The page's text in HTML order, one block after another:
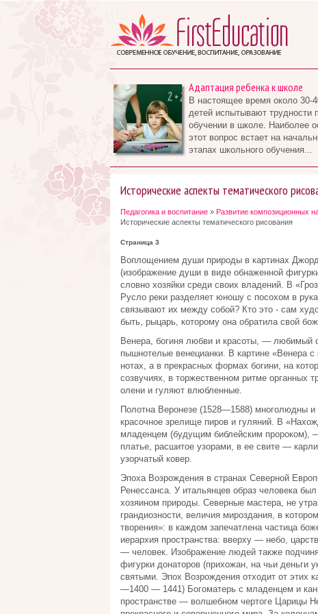
Адаптация ребенка к школе
В настоящее время около 30-
детей испытывают трудности
обучении в школе. Наиболее
этот вопрос встает на
этапах школьного обучения...
Исторические аспекты тематического
Педагогика и воспитание» Развитие композиционных
Исторические аспекты тематического рисования
Страница 3
Воплощением души природы в картинах
(изображение души в виде обнаженной
словно хозяйки среди своих владений. В
Русло реки разделяет юношу с посохом в
связывают их между собой? Кто это - сам
быть, рыцарь, которому она обратила свой
Венера, богиня любви и красоты, — любимый
пышнотелые венецианки. В картине «Венера
нотах, а в прекрасных формах богини, на
созвучиях, в торжественном ритме органных
олени и гуляют влюбленные.
Полотна Веронезе (1528—1588) многолюдны
красочное зрелище пиров и гуляний. В
младенцем (будущим библейским пророком),
платье, расшитое узорами, в ее свите —
узорчатый ковер.
Эпоха Возрождения в странах Северной
Ренессанса. У итальянцев образ человека
хозяином природы. Северные мастера, не
грандиозности, величия мироздания, в
творения»: в каждом запечатлена частица
иерархия пространства: вверху — небо,
— человек. Изображение людей также
фигурки донаторов (прихожан, на чьи деньги
святыми. Эпох Возрождения отходит от этих
—1400 — 1441) Богоматерь с младенцем и
пространстве — волшебном чертоге Царицы